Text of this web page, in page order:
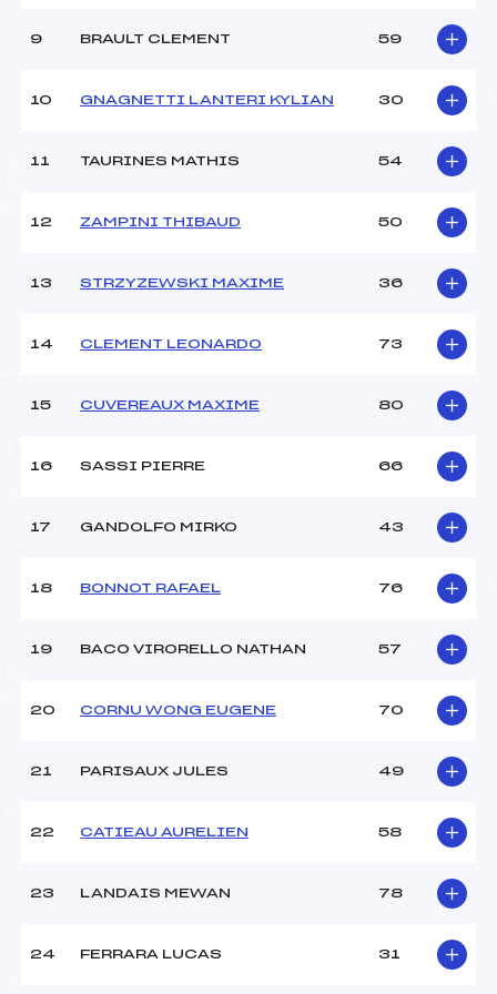
Météo :
BEAU
DOUCE
Nombre de portes :
33
Traceur :
RAYBAUD ADRIEN (CA)
PAQUIS TAO (CA)
CHARBONNEL BASTIEN
(CA)
Ouvreurs D :
Température arrivée :
1
U12
9 BRAULT CLEMENT 59
10 GNAGNETTI LANTERI KYLIAN 30
11 TAURINES MATHIS 54
12 ZAMPINI THIBAUD 50
13 STRZYZEWSKI MAXIME 36
14 CLEMENT LEONARDO 73
15 CUVEREAUX MAXIME 80
16 SASSI PIERRE 66
17 GANDOLFO MIRKO 43
18 BONNOT RAFAEL 76
19 BACO VIRORELLO NATHAN 57
20 CORNU WONG EUGENE 70
21 PARISAUX JULES 49
22 CATIEAU AURELIEN 58
23 LANDAIS MEWAN 78
24 FERRARA LUCAS 31